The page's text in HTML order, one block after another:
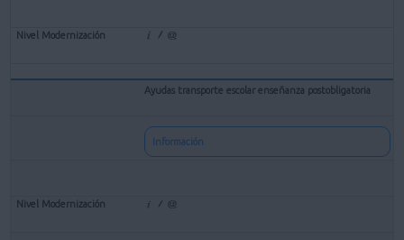
Ayudas transporte escolar enseñanza postobligatoria
Información